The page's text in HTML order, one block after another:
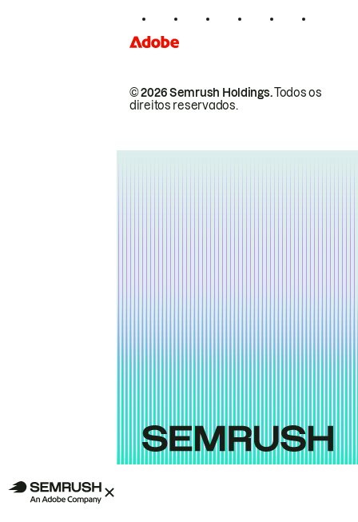
© 2026 Semrush Holdings.Todos os
direitos reservados.